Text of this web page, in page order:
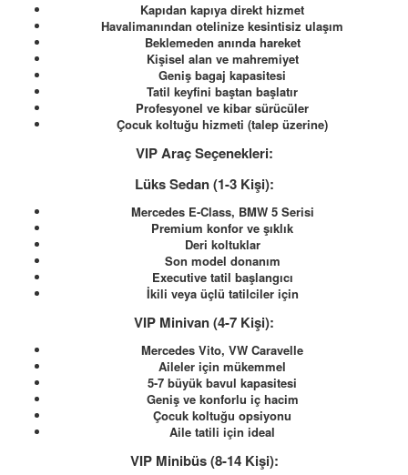
Kapıdan kapıya direkt hizmet
Havalimanından otelinize kesintisiz ulaşım
Beklemeden anında hareket
Kişisel alan ve mahremiyet
Geniş bagaj kapasitesi
Tatil keyfini baştan başlatır
Profesyonel ve kibar sürücüler
Çocuk koltuğu hizmeti (talep üzerine)
VIP Araç Seçenekleri:
Lüks Sedan (1-3 Kişi):
Mercedes E-Class, BMW 5 Serisi
Premium konfor ve şıklık
Deri koltuklar
Son model donanım
Executive tatil başlangıcı
İkili veya üçlü tatilciler için
VIP Minivan (4-7 Kişi):
Mercedes Vito, VW Caravelle
Aileler için mükemmel
5-7 büyük bavul kapasitesi
Geniş ve konforlu iç hacim
Çocuk koltuğu opsiyonu
Aile tatili için ideal
VIP Minibüs (8-14 Kişi):